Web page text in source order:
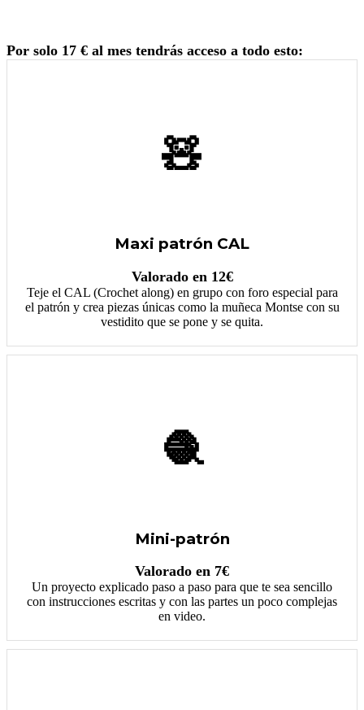
Por solo 17 € al mes tendrás acceso a todo esto:
🧸
Maxi patrón CAL
Valorado en 12€
Teje el CAL (Crochet along) en grupo con foro especial para
el patrón y crea piezas únicas como la muñeca Montse con su
vestidito que se pone y se quita.
🧶
Mini-patrón
Valorado en 7€
Un proyecto explicado paso a paso para que te sea sencillo
con instrucciones escritas y con las partes un poco complejas
en video.